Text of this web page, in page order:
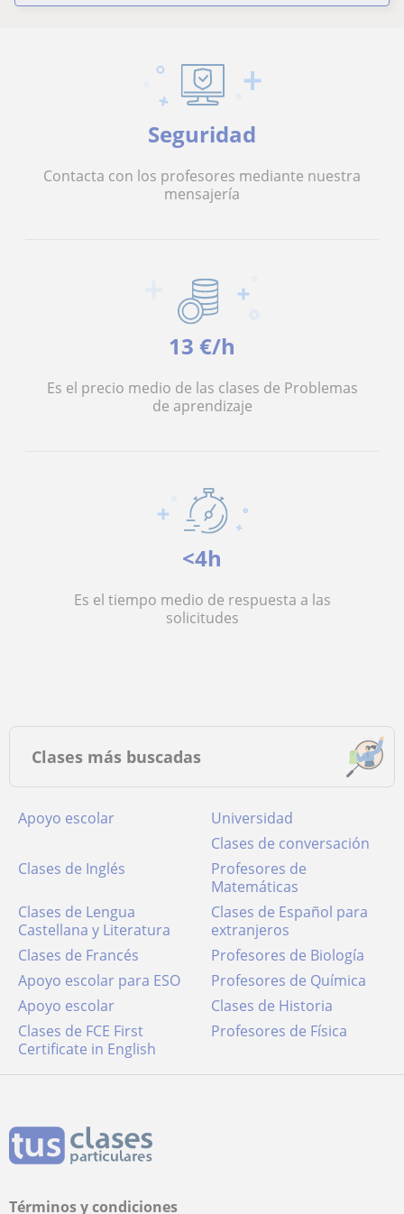
Seguridad
Contacta con los profesores mediante nuestra
mensajería
13 €/h
Es el precio medio de las clases de Problemas
de aprendizaje
<4h
Es el tiempo medio de respuesta a las
solicitudes
Clases más buscadas
Apoyo escolar
Universidad
Clases de conversación
Clases de Inglés
Profesores de
Matemáticas
Clases de Lengua
Castellana y Literatura
Clases de Español para
extranjeros
Clases de Francés
Profesores de Biología
Apoyo escolar para ESO
Profesores de Química
Apoyo escolar
Clases de Historia
Clases de FCE First
Certificate in English
Profesores de Física
Términos y condiciones